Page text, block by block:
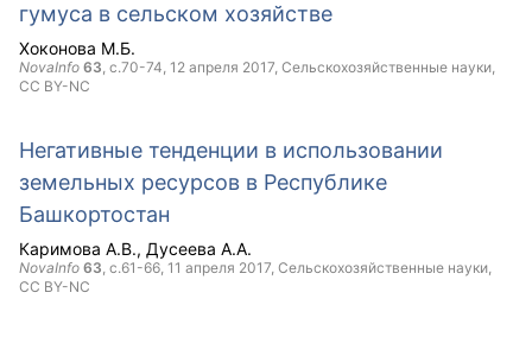
гумуса в сельском хозяйстве
Хоконова М.Б.
NovaInfo 63, с.70-74, 12 апреля 2017, Сельскохозяйственные науки,
CC BY-NC
Негативные тенденции в использовании
земельных ресурсов в Республике
Башкортостан
Каримова А.В. Дусеева А.А.
NovaInfo 63, с.61-66, 11 апреля 2017, Сельскохозяйственные науки,
CC BY-NC